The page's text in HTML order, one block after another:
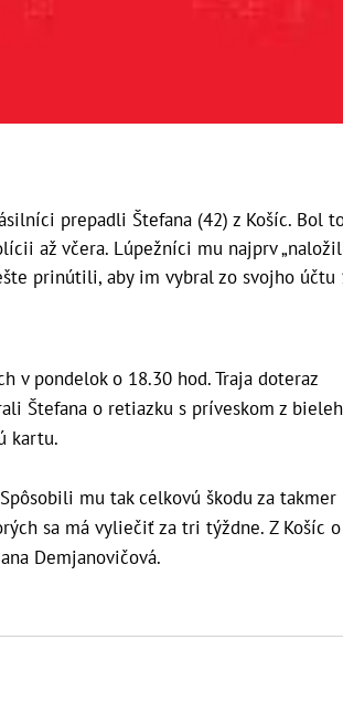
prepadli Štefana (42) z Košíc. Bol
až včera. Lúpežníci mu najprv
prinútili, aby im vybral zo svojho účtu
v pondelok o 18.30 hod. Traja doteraz
Štefana o retiazku s príveskom z
kartu.
mu tak celkovú škodu za takmer
sa má vyliečiť za tri týždne. Z Košíc o
Demjanovičová.